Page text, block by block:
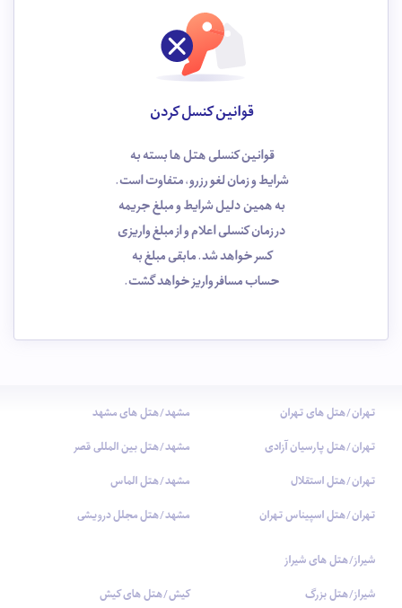
قوانین کنسل کردن
قوانین کنسلی هتل ها بسته به
شرایط و زمان لغو رزرو، متفاوت است.
به همین دلیل شرایط و مبلغ جریمه
در زمان کنسلی اعلام و از مبلغ واریزی
کسر خواهد شد. مابقی مبلغ به
حساب مسافر واریز خواهد گشت.
تهران/هتل های تهران
تهران/هتل پارسیان آزادی
تهران/هتل استقلال
تهران/هتل اسپیناس تهران
مشهد/هتل های مشهد
مشهد/هتل بین المللی قصر
مشهد/هتل الماس
مشهد/هتل مجلل درویشی
شیراز/هتل های شیراز
شیراز/هتل بزرگ کیش/هتل های کیش